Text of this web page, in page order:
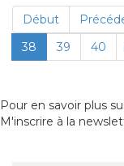
Début
38
39 40
Pour en savoir plus
M'inscrire à la